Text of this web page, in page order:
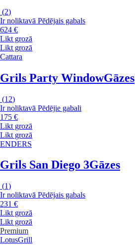
(2)
Ir noliktavā Pēdējais gabals
624 €
Likt grozā
Likt grozā
Cattara
Grils Party WindowGāzes
(12)
Ir noliktavā Pēdējie gabali
175 €
Likt grozā
Likt grozā
ENDERS
Grils San Diego 3Gāzes
(1)
Ir noliktavā Pēdējais gabals
231 €
Likt grozā
Likt grozā
Premium
LotusGrill